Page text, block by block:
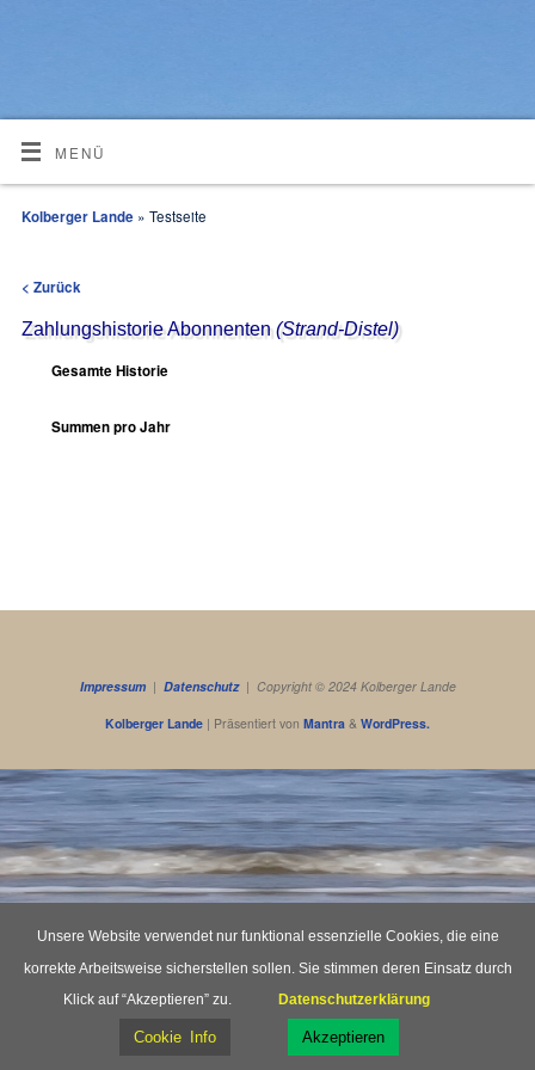
MENÜ
Kolberger Lande » Testseite
< Zurück
Zahlungshistorie Abonnenten(Strand-Distel)
Gesamte Historie
Summen pro Jahr
Impressum| Datenschutz| Copyright © 2024 Kolberger Lande
Kolberger Lande | Präsentiert von Mantra & WordPress.
Unsere Website verwendet nur funktional essenzielle Cookies, die eine
korrekte Arbeitsweise sicherstellen sollen. Sie stimmen deren Einsatz durch
Klick auf “Akzeptieren” zu.
Datenschutzerklärung
Cookie Info Akzeptieren